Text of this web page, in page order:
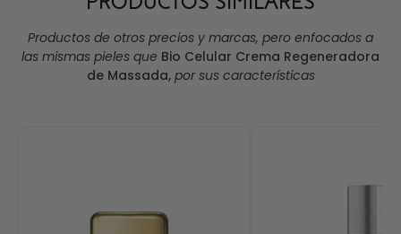
Productos de otros precios y marcas, pero enfocados a
las mismas pieles que Bio Celular Crema Regeneradora
de Massada, por sus características